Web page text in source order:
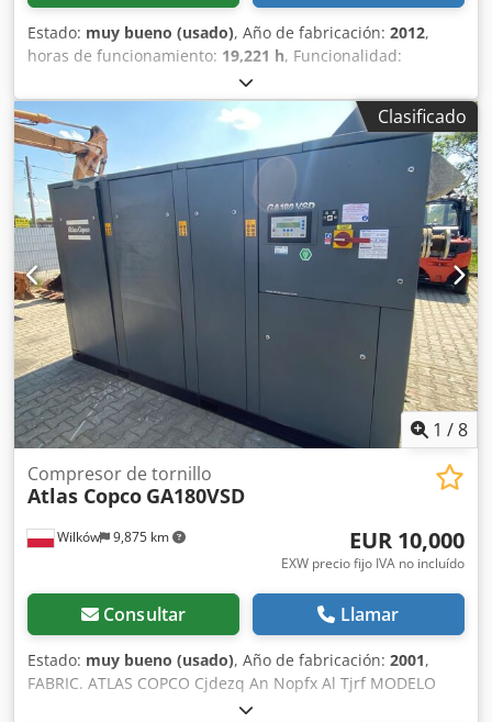
Estado: muy bueno (usado), Año de fabricación: 2012,
horas de funcionamiento: 19,221 h, Funcionalidad:
, Compresor de tornillo sin aceite,
modelo ZT250FF. Incluye secador integrado. 250 kW 10
bares 42,31 m³/min Csdpfszmdrbjx Al Tjrf Año de
fabricación: 2012 Horas de funcionamiento: 19.221
Clasificado
1 /8
Wilków 9,875 km
Compresor de tornillo
Atlas Copco GA180VSD
EUR 10,000
EXW precio fijo IVA no incluído
Consultar Llamar
Estado: muy bueno (usado), Año de fabricación: 2001,
FABRIC. ATLAS COPCO Cjdezq An Nopfx Al Tjrf MODELO
GA180VSD NÚM. DE SERIE AIF072891 AÑO 2001 POTENCIA